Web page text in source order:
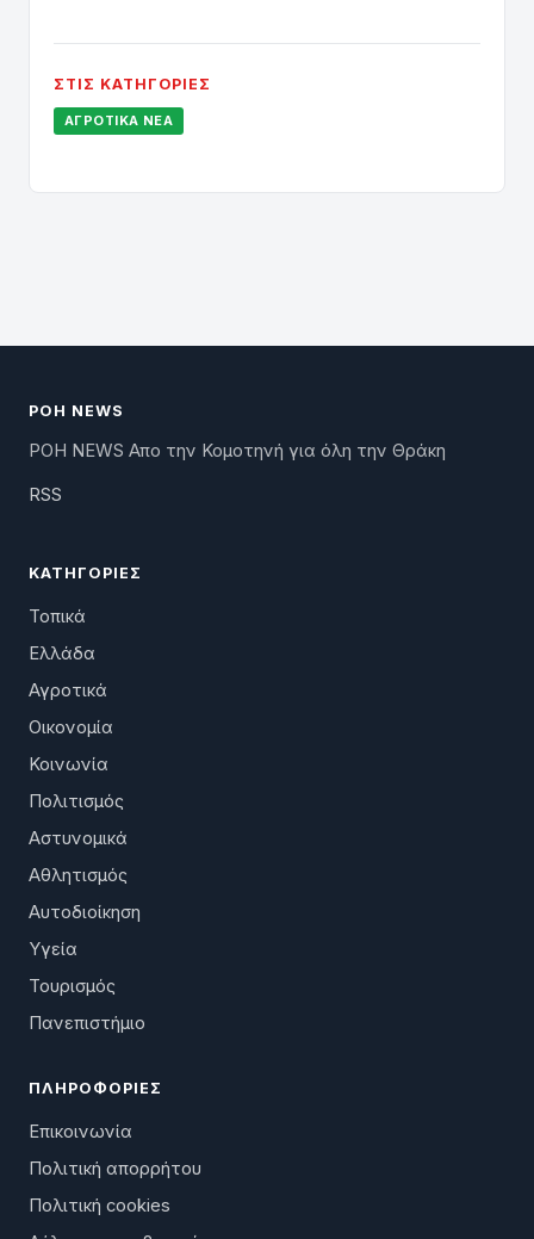
ΣΤΙΣ ΚΑΤΗΓΟΡΊΕΣ
ΑΓΡΟΤΙΚΆ ΝΈΑ
ΡΟΗ NEWS
ΡΟΗ NEWS Απο την Κομοτηνή για όλη την Θράκη
RSS
ΚΑΤΗΓΟΡΊΕΣ
Τοπικά
Ελλάδα
Αγροτικά
Οικονομία
Κοινωνία
Πολιτισμός
Αστυνομικά
Αθλητισμός
Αυτοδιοίκηση
Υγεία
Τουρισμός
Πανεπιστήμιο
ΠΛΗΡΟΦΟΡΊΕΣ
Επικοινωνία
Πολιτική απορρήτου
Πολιτική cookies